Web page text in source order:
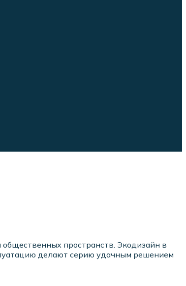
пространств. Экодизайн в
делают серию удачным решением